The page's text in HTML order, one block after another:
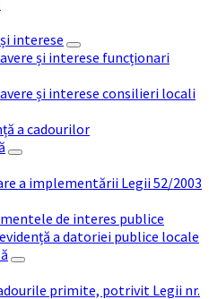
interese
și interese funcționari
și interese consilieri locali
a cadourilor
a implementării Legii 52/2003
de interes publice
a datoriei publice locale
primite, potrivit Legii nr.